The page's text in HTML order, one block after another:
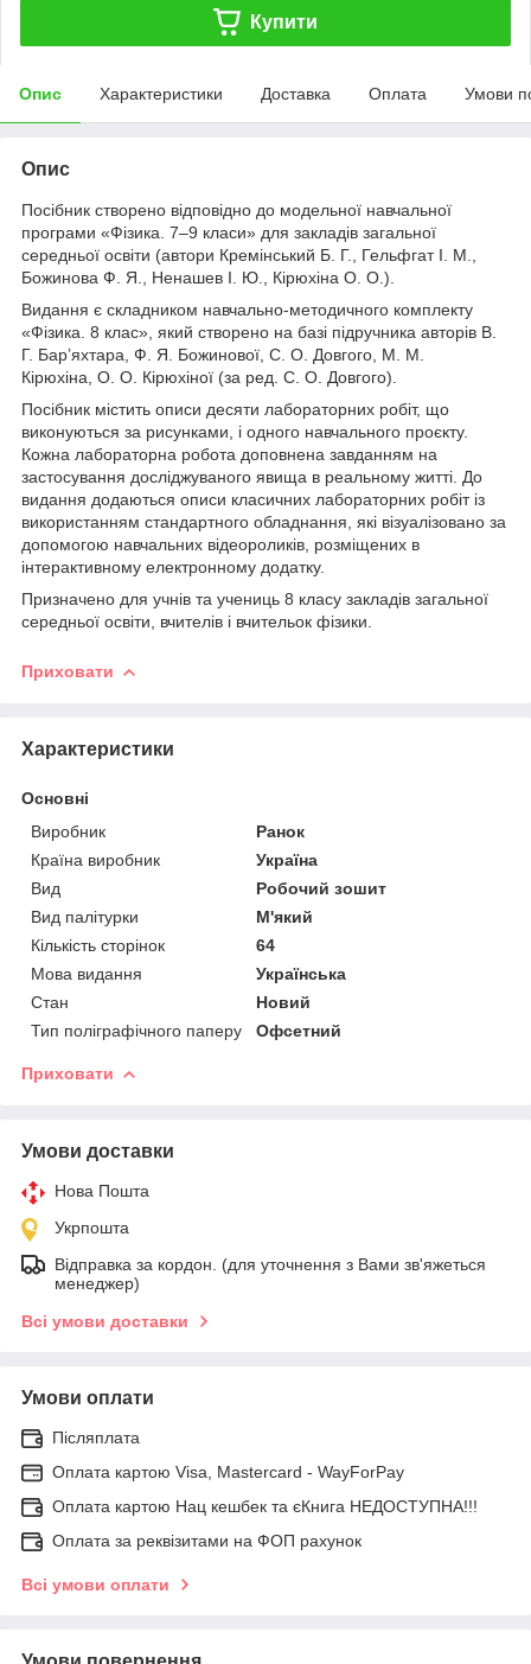
Купити
Опис Характеристики Доставка Оплата Умови
Опис
Посібник створено відповідно до модельної навчальної
програми «Фізика. 7–9 класи» для закладів загальної
середньої освіти (автори Кремінський Б. Г., Гельфгат І. М.,
Божинова Ф. Я., Ненашев І. Ю., Кірюхіна О. О.).
Видання є складником навчально-методичного комплекту
«Фізика. 8 клас», який створено на базі підручника авторів В.
Г. Бар’яхтара, Ф. Я. Божинової, С. О. Довгого, М. М.
Кірюхіна, О. О. Кірюхіної (за ред. С. О. Довгого).
Посібник містить описи десяти лабораторних робіт, що
виконуються за рисунками, і одного навчального проєкту.
Кожна лабораторна робота доповнена завданням на
застосування досліджуваного явища в реальному житті. До
видання додаються описи класичних лабораторних робіт із
використанням стандартного обладнання, які візуалізовано за
допомогою навчальних відеороликів, розміщених в
інтерактивному електронному додатку.
Призначено для учнів та учениць 8 класу закладів загальної
середньої освіти, вчителів і вчительок фізики.
Приховати
Характеристики
Основні
Виробник
Ранок
Країна виробник
Україна
Вид
Робочий зошит
Вид палітурки
М'який
Кількість сторінок
64
Мова видання
Українська
Стан
Новий
Тип поліграфічного паперу
Офсетний
Приховати
Умови доставки
Нова Пошта
Укрпошта
Відправка за кордон. (для уточнення з Вами зв'яжеться
менеджер)
Всі умови доставки
Умови оплати
Післяплата
Оплата картою Visa, Mastercard - WayForPay
Оплата картою Нац кешбек та єКнига НЕДОСТУПНА!!!
Оплата за реквізитами на ФОП рахунок
Всі умови оплати